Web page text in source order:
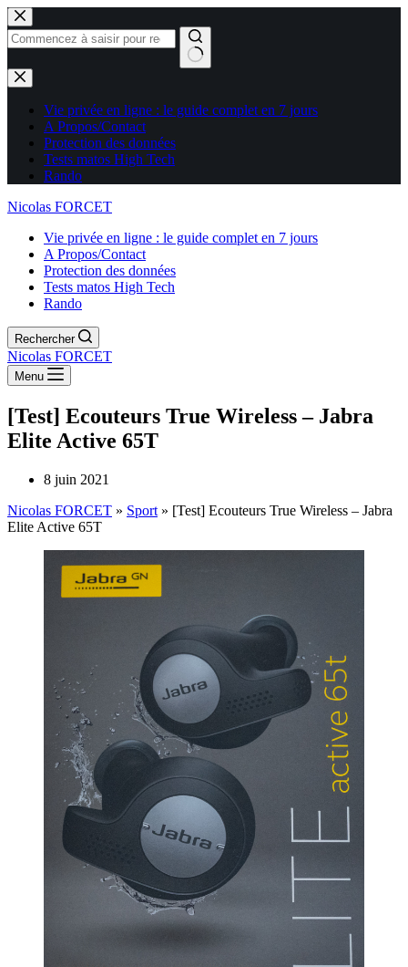
Aucun
résultat
Vie privée en ligne : le guide complet en 7 jours
A Propos/Contact
Protection des données
Tests matos High Tech
Rando
Nicolas FORCET
Vie privée en ligne : le guide complet en 7 jours
A Propos/Contact
Protection des données
Tests matos High Tech
Rando
Rechercher
Nicolas FORCET
Menu
[Test] Ecouteurs True Wireless – Jabra
Elite Active 65T
8 juin 2021
Nicolas FORCET » Sport » [Test] Ecouteurs True Wireless – Jabra
Elite Active 65T